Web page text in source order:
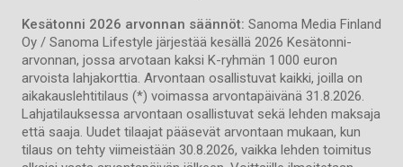
Kesätonni 2026 arvonnan säännöt: Sanoma Media Finland
Oy / Sanoma Lifestyle järjestää kesällä 2026 Kesätonni-
arvonnan, jossa arvotaan kaksi K-ryhmän 1 000 euron
arvoista lahjakorttia. Arvontaan osallistuvat kaikki, joilla on
aikakauslehtitilaus (*) voimassa arvontapäivänä 31.8.2026.
Lahjatilauksessa arvontaan osallistuvat sekä lehden maksaja
että saaja. Uudet tilaajat pääsevät arvontaan mukaan, kun
tilaus on tehty viimeistään 30.8.2026, vaikka lehden toimitus